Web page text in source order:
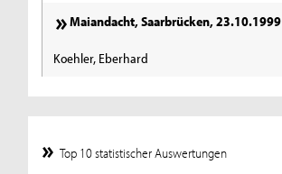
Maiandacht, Saarbrücken, 23.10.1999
Koehler, Eberhard
Top 10 statistischer Auswertungen